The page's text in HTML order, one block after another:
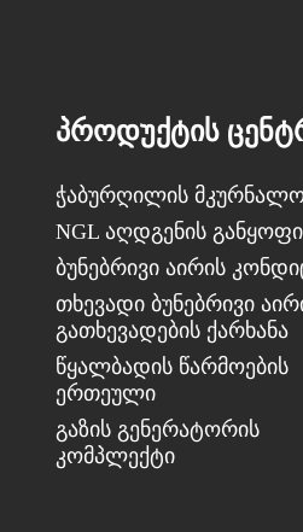
ᲞᲠᲝᲓᲣᲥᲢᲘᲡ
ჭაბურღილის
NGL აღდგენის
ბუნებრივი აირის
თხევადი ბუნებრივი
გათხევადების ქარხანა
წყალბადის წარმოების
ერთეული
გაზის გენერატორის
კომპლექტი